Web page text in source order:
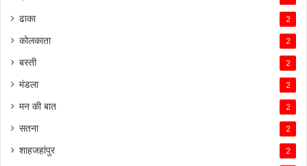
ढाका 2
कोलकाता 2
बस्ती 2
मंडला 2
मन की बात 2
सतना 2
शाहजहांपुर 2